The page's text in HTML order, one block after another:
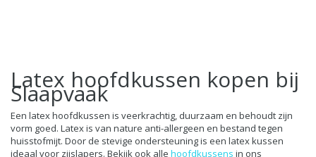
Latex hoofdkussen kopen bij
Slaapvaak
Een latex hoofdkussen is veerkrachtig, duurzaam en behoudt zijn
vorm goed. Latex is van nature anti-allergeen en bestand tegen
huisstofmijt. Door de stevige ondersteuning is een latex kussen
ideaal voor zijslapers. Bekijk ook alle hoofdkussens in ons